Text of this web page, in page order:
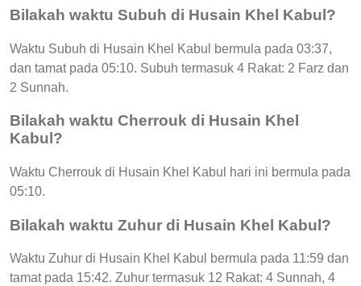
Bilakah waktu Subuh di Husain Khel Kabul?
Waktu Subuh di Husain Khel Kabul bermula pada 03:37,
dan tamat pada 05:10. Subuh termasuk 4 Rakat: 2 Farz dan
2 Sunnah.
Bilakah waktu Cherrouk di Husain Khel
Kabul?
Waktu Cherrouk di Husain Khel Kabul hari ini bermula pada
05:10.
Bilakah waktu Zuhur di Husain Khel Kabul?
Waktu Zuhur di Husain Khel Kabul bermula pada 11:59 dan
tamat pada 15:42. Zuhur termasuk 12 Rakat: 4 Sunnah, 4